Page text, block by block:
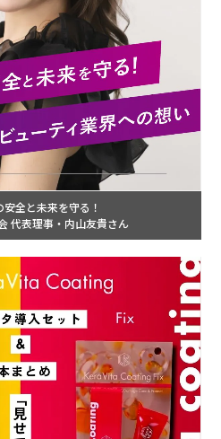
安全と未来を守る！
代表理事・内山友貴さん